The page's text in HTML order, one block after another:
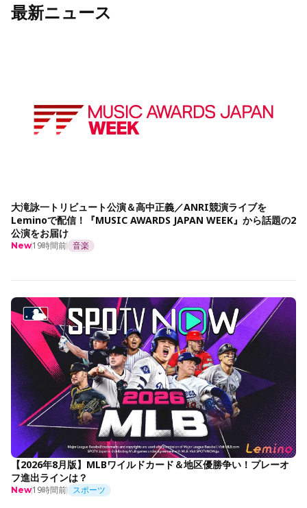
最新ニュース
大滝詠一トリビュート公演＆高中正義／ANRI競演ライブを
Leminoで配信！『MUSIC AWARDS JAPAN WEEK』から話題の2
公演をお届け
New19時間前 音楽
【2026年8月版】MLBワイルドカード＆地区優勝争い！プレーオ
フ進出ラインは？
New19時間前 スポーツ